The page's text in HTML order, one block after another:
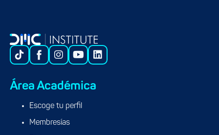
Área Académica
Escoge tu perfil
Membresías